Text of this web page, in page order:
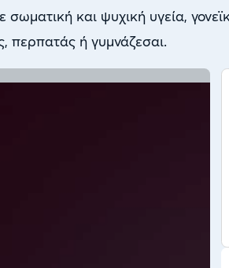
και ψυχική υγεία,
περπατάς ή γυμνάζεσαι.